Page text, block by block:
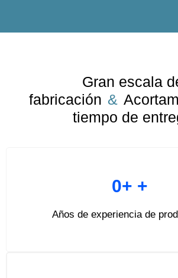
Gran escala
fabricación &
tiempo de
0+ +
Años de experiencia de